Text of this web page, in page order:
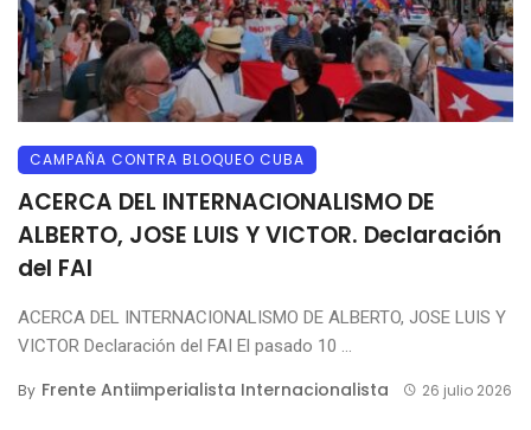
CAMPAÑA CONTRA BLOQUEO CUBA
ACERCA DEL INTERNACIONALISMO DE
ALBERTO, JOSE LUIS Y VICTOR. Declaración
del FAI
ACERCA DEL INTERNACIONALISMO DE ALBERTO, JOSE LUIS Y
VICTOR Declaración del FAI El pasado 10 ...
By Frente Antiimperialista Internacionalista 26 julio 2026